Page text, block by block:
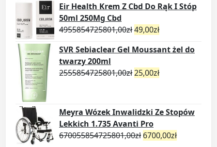
Eir Health Krem Z Cbd Do Rąk I Stóp
50ml 250Mg Cbd
4955854725801,00zł49,00zł
SVR Sebiaclear Gel Moussant żel do
twarzy 200ml
2555854725801,00zł25,00zł
Meyra Wózek Inwalidzki Ze Stopów
Lekkich 1.735 Avanti Pro
670055854725801,00zł 6700,00zł